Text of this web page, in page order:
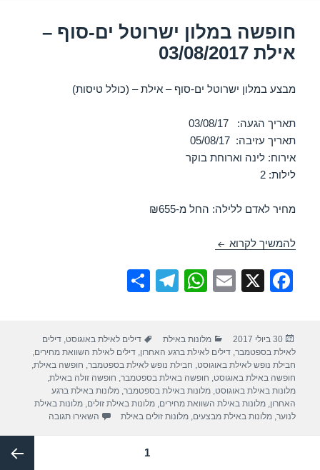
חופשה במלון ישרוטל ים-סוף –
אילת 03/08/2017
מבצע במלון ישרוטל ים-סוף – אילת – (כולל טיסות)
תאריך הגעה: 03/08/17
תאריך עזיבה: 05/08/17
אירוח: לינה וארוחת בוקר
לילות: 2
מחיר לאדם ללילה: החל מ-₪655
להמשיך לקרוא חופשה במלון ישרוטל ים-סוף – אילת 03/08/2017
F
e
b
o
o
X
E
W
s
A
p
p
T
gr
a
m
e
פורסם
בתאריך
30 ביולי 2017 קטגוריות
מלונות באילת תגיות
דילים לאילת באוגוסט,דילים
לאילת בספטמבר,דילים לאילת ברגע האחרון,דילים לאילת השוואת מחירים,
חבילת נופש לאילת באוגוסט, חבילת נופש לאילת בספטמבר, חופשה באילת,
חופשה באילת באוגוסט, חופשה באילת בספטמבר, חופשה זולה באילת,
מלונות באילת באוגוסט,מלונות באילת בספטמבר,מלונות באילת ברגע
האחרון,מלונות באילת השוואת מחירים,מלונות באילת זולים,מלונות באילת
לנוער,מלונות באילת מבצעים,מלונות זולים באילת השאירו תגובה
עמוד1